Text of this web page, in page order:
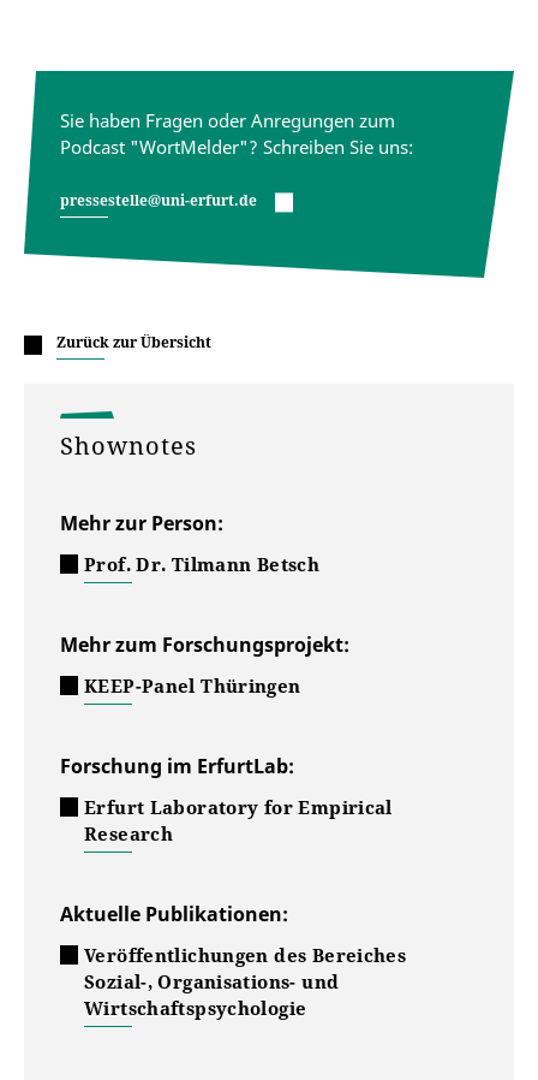
Sie haben Fragen oder Anregungen zum
Podcast "WortMelder"? Schreiben Sie uns:
pressestelle@uni-erfurt.de
Zurück zur Übersicht
Shownotes
Mehr zur Person:
Prof. Dr. Tilmann Betsch
Mehr zum Forschungsprojekt:
KEEP-Panel Thüringen
Forschung im ErfurtLab:
Erfurt Laboratory for Empirical
Research
Aktuelle Publikationen:
Veröffentlichungen des Bereiches
Sozial-, Organisations- und
Wirtschaftspsychologie